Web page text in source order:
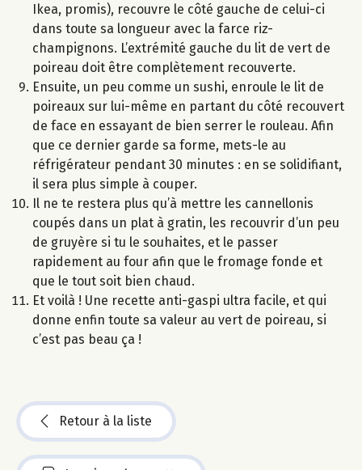
Ikea, promis), recouvre le côté gauche de celui-ci
dans toute sa longueur avec la farce riz-
champignons. L’extrémité gauche du lit de vert de
poireau doit être complètement recouverte.
Ensuite, un peu comme un sushi, enroule le lit de
poireaux sur lui-même en partant du côté recouvert
de face en essayant de bien serrer le rouleau. Afin
que ce dernier garde sa forme, mets-le au
réfrigérateur pendant 30 minutes : en se solidifiant,
il sera plus simple à couper.
Il ne te restera plus qu’à mettre les cannellonis
coupés dans un plat à gratin, les recouvrir d’un peu
de gruyère si tu le souhaites, et le passer
rapidement au four afin que le fromage fonde et
que le tout soit bien chaud.
Et voilà ! Une recette anti-gaspi ultra facile, et qui
donne enfin toute sa valeur au vert de poireau, si
c’est pas beau ça !
Retour à la liste